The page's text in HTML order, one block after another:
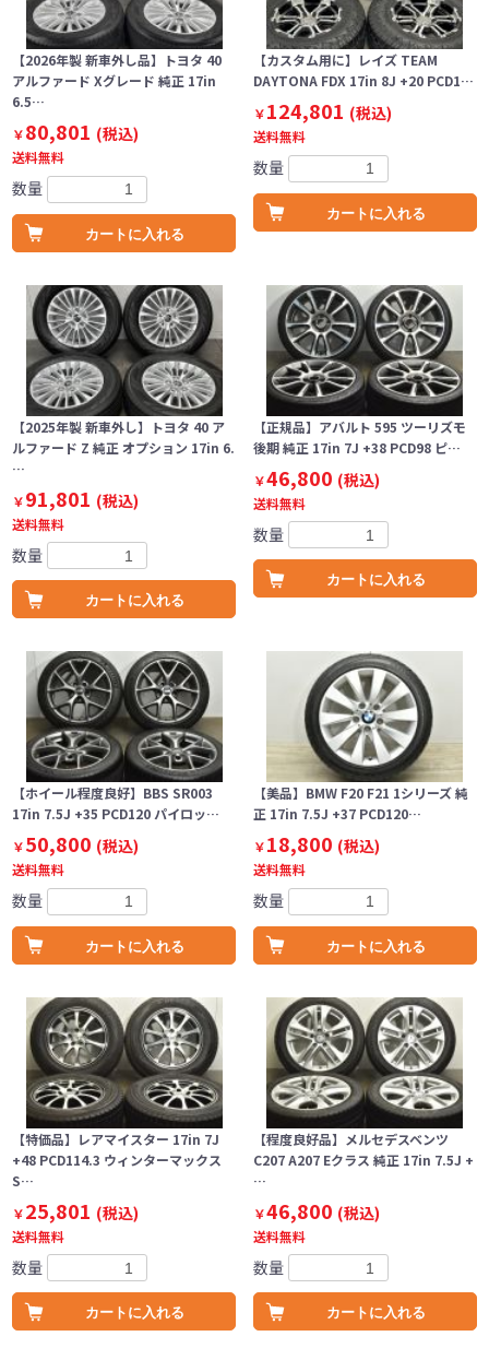
【2026年製 新車外し品】トヨタ 40
アルファード Xグレード 純正 17in
6.5…
￥80,801 (税込)
送料無料
数量
カートに入れる
【カスタム用に】レイズ TEAM
DAYTONA FDX 17in 8J +20 PCD1…
￥124,801 (税込)
送料無料
数量
カートに入れる
【2025年製 新車外し】トヨタ 40 ア
ルファード Z 純正 オプション 17in 6.
…
￥91,801 (税込)
送料無料
数量
カートに入れる
【正規品】アバルト 595 ツーリズモ
後期 純正 17in 7J +38 PCD98 ピ…
￥46,800 (税込)
送料無料
数量
カートに入れる
【ホイール程度良好】BBS SR003
17in 7.5J +35 PCD120 パイロッ…
￥50,800 (税込)
送料無料
数量
カートに入れる
【美品】BMW F20 F21 1シリーズ 純
正 17in 7.5J +37 PCD120…
￥18,800 (税込)
送料無料
数量
カートに入れる
【特価品】レアマイスター 17in 7J
+48 PCD114.3 ウィンターマックス
S…
￥25,801 (税込)
送料無料
数量
カートに入れる
【程度良好品】メルセデスベンツ
C207 A207 Eクラス 純正 17in 7.5J +
…
￥46,800 (税込)
送料無料
数量
カートに入れる